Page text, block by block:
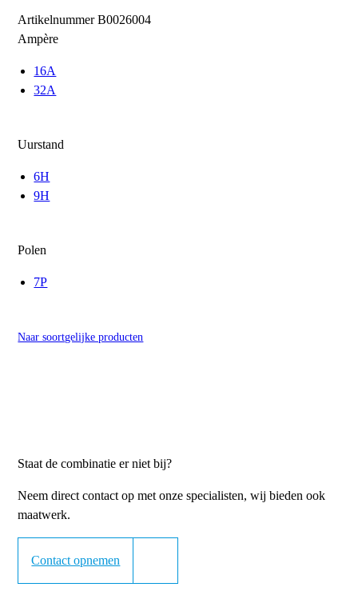
ArtikelnummerB0026004
Ampère
16A
32A
Uurstand
6H
9H
Polen
7P
Naar soortgelijke producten
Staat de combinatie er niet bij?
Neem direct contact op met onze specialisten, wij bieden ook
maatwerk.
Contact opnemen